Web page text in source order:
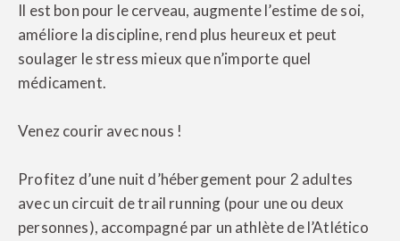
Il est bon pour le cerveau, augmente l’estime de soi,
améliore la discipline, rend plus heureux et peut
soulager le stress mieux que n’importe quel
médicament.
Venez courir avec nous !
Profitez d’une nuit d’hébergement pour 2 adultes
avec un circuit de trail running (pour une ou deux
personnes), accompagné par un athlète de l’Atlético